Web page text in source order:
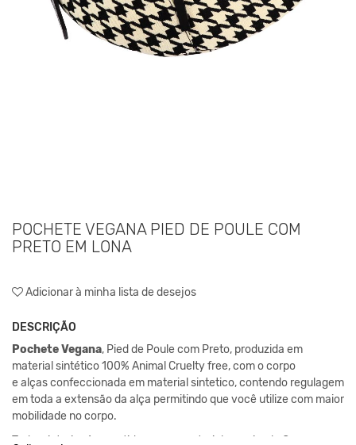
POCHETE VEGANA PIED DE POULE COM
PRETO EM LONA
Adicionar à minha lista de desejos
DESCRIÇÃO
Pochete Vegana, Pied de Poule com Preto, produzida em
material sintético 100% Animal Cruelty free, com o corpo
e alças confeccionada em material sintetico, contendo regulagem
em toda a extensão da alça permitindo que você utilize com maior
mobilidade no corpo.
Todo o interior é revestido por um material que simula Camurça,